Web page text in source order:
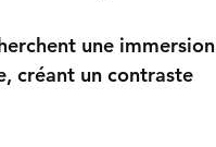
une immersion
créant un contraste